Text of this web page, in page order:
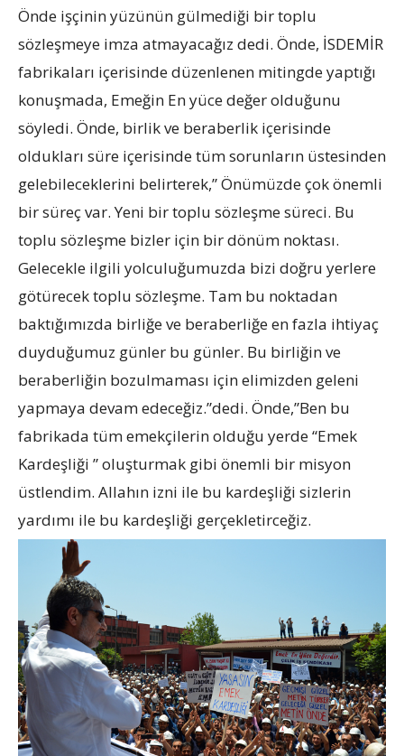
Önde işçinin yüzünün gülmediği bir toplu
sözleşmeye imza atmayacağız dedi. Önde, İSDEMİR
fabrikaları içerisinde düzenlenen mitingde yaptığı
konuşmada, Emeğin En yüce değer olduğunu
söyledi. Önde, birlik ve beraberlik içerisinde
oldukları süre içerisinde tüm sorunların üstesinden
gelebileceklerini belirterek,” Önümüzde çok önemli
bir süreç var. Yeni bir toplu sözleşme süreci. Bu
toplu sözleşme bizler için bir dönüm noktası.
Gelecekle ilgili yolculuğumuzda bizi doğru yerlere
götürecek toplu sözleşme. Tam bu noktadan
baktığımızda birliğe ve beraberliğe en fazla ihtiyaç
duyduğumuz günler bu günler. Bu birliğin ve
beraberliğin bozulmaması için elimizden geleni
yapmaya devam edeceğiz.”dedi. Önde,”Ben bu
fabrikada tüm emekçilerin olduğu yerde “Emek
Kardeşliği ” oluşturmak gibi önemli bir misyon
üstlendim. Allahın izni ile bu kardeşliği sizlerin
yardımı ile bu kardeşliği gerçekletirceğiz.